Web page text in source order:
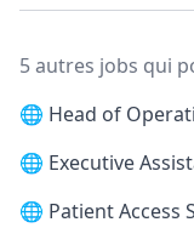
5 autres jobs qui
🌐 Head of
🌐 Executive
🌐 Patient Access